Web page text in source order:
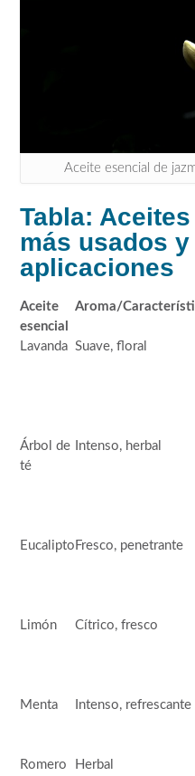
Aceite esencial de
Tabla:
más usados
aplicaciones
Aceite
esencial
Aroma/
Lavanda Suave, floral
Árbol de
té
Intenso, herbal
Eucalipto Fresco, penetrante
Limón Cítrico, fresco
Menta Intenso, refrescante
Romero
Herbal